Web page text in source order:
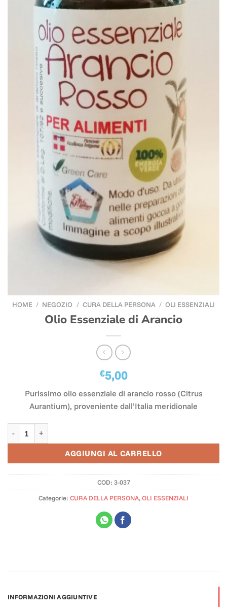
HOME / NEGOZIO / CURA DELLA PERSONA / OLI ESSENZIALI
Olio Essenziale di Arancio
€5,00
Purissimo olio essenziale di arancio rosso (Citrus
Aurantium), proveniente dall’Italia meridionale
AGGIUNGI AL CARRELLO
COD: 3-037
Categorie: CURA DELLA PERSONA,OLI ESSENZIALI
INFORMAZIONI AGGIUNTIVE